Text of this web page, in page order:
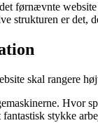
førnævnte
strukturen er det,
skal rangere
Hvor
stykke